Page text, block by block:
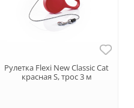
Рулетка Flexi New Classic Cat
красная S, трос 3 м